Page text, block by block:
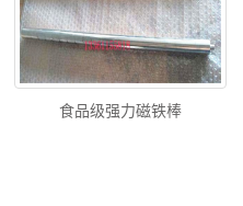
食品级强力磁铁棒